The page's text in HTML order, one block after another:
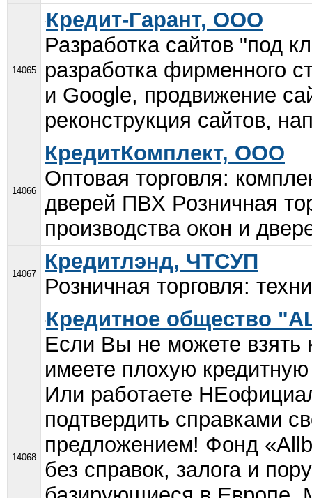
14065
Кредит-Гарант, ООО
Разработка сайтов "под
разработка фирменного
и Google, продвижение
реконструкция сайтов,
14066
КредитКомплект, ООО
Оптовая торговля:
дверей ПВХ Розничная
производства окон и
14067
Кредитлэнд, ЧТСУП
Розничная торговля:
14068
Кредитное общество
Если Вы не можете взять
имеете плохую
Или работаете
подтвердить справками
предложением! Фонд
без справок, залога и